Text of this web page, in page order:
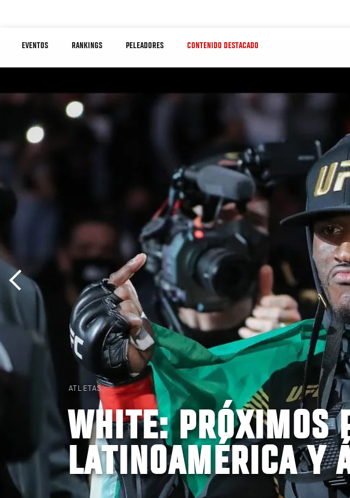
contenido
navigation
EVENTOS RANKINGS PELEADORES CONTENIDO DESTACADO
ATLETAS
WHITE: PRÓXIMOS
LATINOAMÉRICA Y